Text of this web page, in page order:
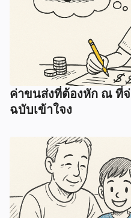
ค่าขนส่งที่ต้องหัก ณ ที่จ่
ฉบับเข้าใจง